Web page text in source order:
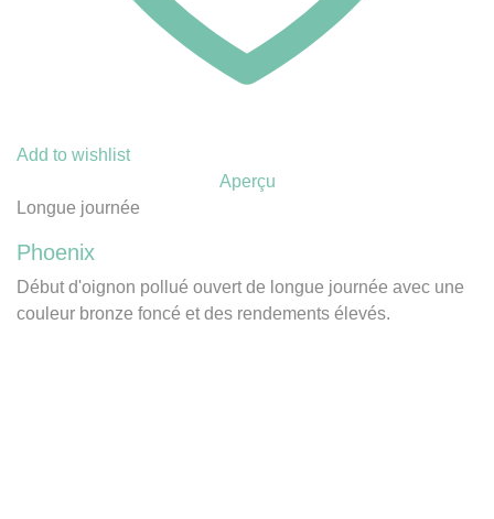
Add to wishlist
Aperçu
Longue journée
Phoenix
Début d'oignon pollué ouvert de longue journée avec une
couleur bronze foncé et des rendements élevés.